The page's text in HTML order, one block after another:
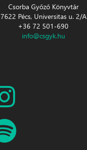
Csorba Győző Könyvtár
7622 Pécs, Universitas u. 2/A
+36 72 501-690
info@csgyk.hu